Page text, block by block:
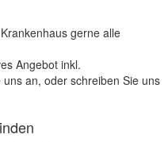
gerne alle
Angebot inkl.
an, oder schreiben Sie uns